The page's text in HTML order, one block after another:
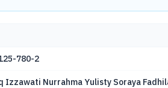
780-2
Izzawati Nurrahma Yulisty Soraya